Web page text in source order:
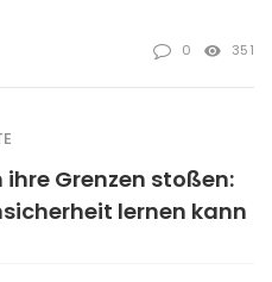
0 351
Grenzen stoßen:
lernen kann